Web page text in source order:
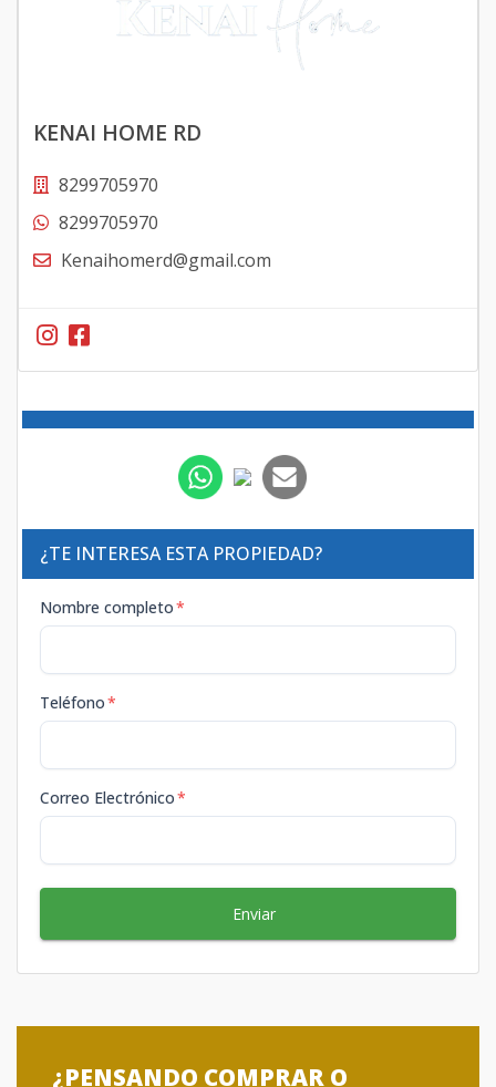
KENAI HOME RD
8299705970
8299705970
Kenaihomerd@gmail.com
¿TE INTERESA ESTA PROPIEDAD?
Nombre completo*
Teléfono*
Correo Electrónico*
Enviar
¿PENSANDO COMPRAR O